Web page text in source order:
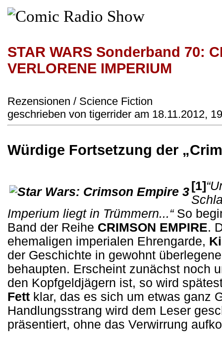
STAR WARS Sonderband 70:
VERLORENE IMPERIUM
Rezensionen / Science Fiction
geschrieben von tigerrider am 18.11.2012,
Würdige Fortsetzung der
[1]
Imperium liegt in Trümmern...“So
Band der Reihe CRIMSON EMPIRE.
ehemaligen imperialen Ehrengarde,
der Geschichte in gewohnt
behaupten. Erscheint zunächst noch
den Kopfgeldjägern ist, so wird
Fett klar, das es sich um etwas ganz
Handlungsstrang wird dem Leser
präsentiert, ohne das Verwirrung